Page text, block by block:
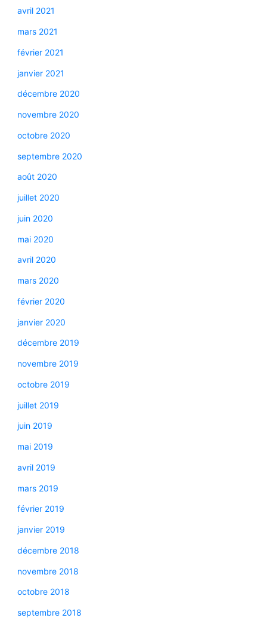
avril 2021
mars 2021
février 2021
janvier 2021
décembre 2020
novembre 2020
octobre 2020
septembre 2020
août 2020
juillet 2020
juin 2020
mai 2020
avril 2020
mars 2020
février 2020
janvier 2020
décembre 2019
novembre 2019
octobre 2019
juillet 2019
juin 2019
mai 2019
avril 2019
mars 2019
février 2019
janvier 2019
décembre 2018
novembre 2018
octobre 2018
septembre 2018